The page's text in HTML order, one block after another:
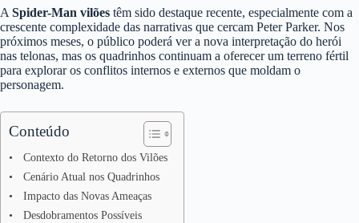
A Spider-Man vilões têm sido destaque recente, especialmente com a
crescente complexidade das narrativas que cercam Peter Parker. Nos
próximos meses, o público poderá ver a nova interpretação do herói
nas telonas, mas os quadrinhos continuam a oferecer um terreno fértil
para explorar os conflitos internos e externos que moldam o
personagem.
Conteúdo
Contexto do Retorno dos Vilões
Cenário Atual nos Quadrinhos
Impacto das Novas Ameaças
Desdobramentos Possíveis